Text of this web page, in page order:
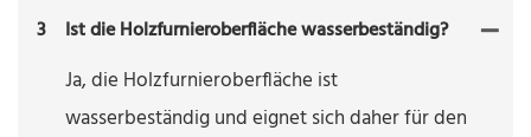
3 Ist die Holzfurnieroberfläche wasserbeständig?
Ja, die Holzfurnieroberfläche ist
wasserbeständig und eignet sich daher für den